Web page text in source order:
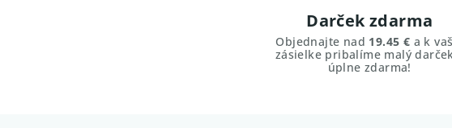
Darček zdarma
Objednajte nad 19.45 € a k
zásielke pribalíme malý
úplne zdarma!